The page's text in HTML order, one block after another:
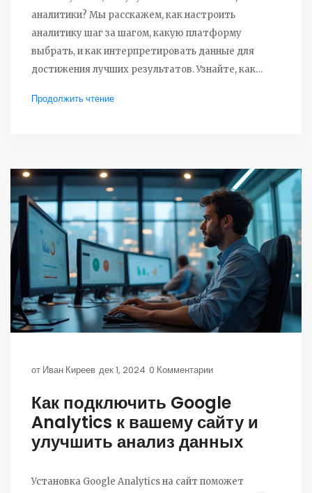
аналитики? Мы расскажем, как настроить
аналитику шаг за шагом, какую платформу
выбрать, и как интерпретировать данные для
достижения лучших результатов. Узнайте, как
успех вашего онлайн-проекта. Простые советы и
Продолжить чтение
от Иван Киреев дек 1, 2024 0 Комментарии
Как подключить Google
Analytics к вашему сайту и
улучшить анализ данных
Установка Google Analytics на сайт поможет